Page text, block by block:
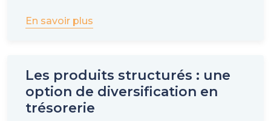
taux monétaire) qui dépend des appels d’offres
Une question peut se poser à la découverte de ce
type de gestion : quel est l’intérêt pour la banque
dans ces opérations ?
En savoir plus
Les produits structurés : une
option de diversification en
trésorerie